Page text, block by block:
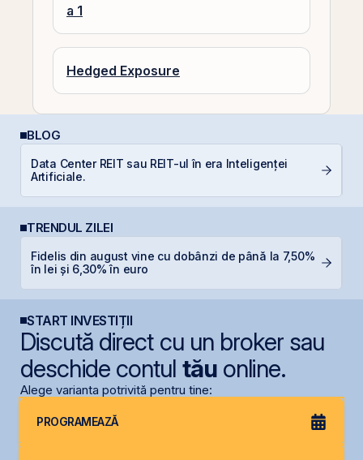
a 1
Hedged Exposure
BLOG
Data Center REIT sau REIT-ul în era Inteligenței
Artificiale.
TRENDUL ZILEI
Fidelis din august vine cu dobânzi de până la 7,50%
în lei și 6,30% în euro
START INVESTIȚII
Discută direct cu un broker sau
deschide contul tăuonline.
Alege varianta potrivită pentru tine:
PROGRAMEAZĂ